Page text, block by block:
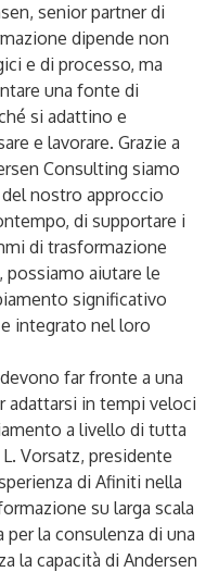
senior partner di
dipende non
e di processo, ma
una fonte di
si adattino e
e lavorare. Grazie a
Consulting siamo
nostro approccio
di supportare i
di trasformazione
aiutare le
significativo
integrato nel loro
far fronte a una
adattarsi in tempi veloci
a livello di tutta
Vorsatz, presidente
di Afiniti nella
su larga scala
la consulenza di una
la capacità di Andersen